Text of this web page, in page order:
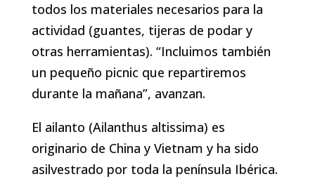
todos los materiales necesarios para la
actividad (guantes, tijeras de podar y
otras herramientas). “Incluimos también
un pequeño picnic que repartiremos
durante la mañana”, avanzan.
El ailanto (Ailanthus altissima) es
originario de China y Vietnam y ha sido
asilvestrado por toda ‎la península Ibérica.